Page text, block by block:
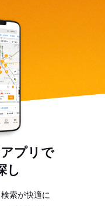
プリで
し
索が快適に